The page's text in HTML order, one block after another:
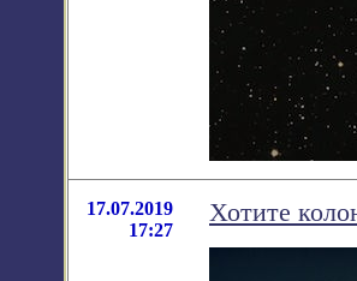
17.07.2019
17:27
Хотите